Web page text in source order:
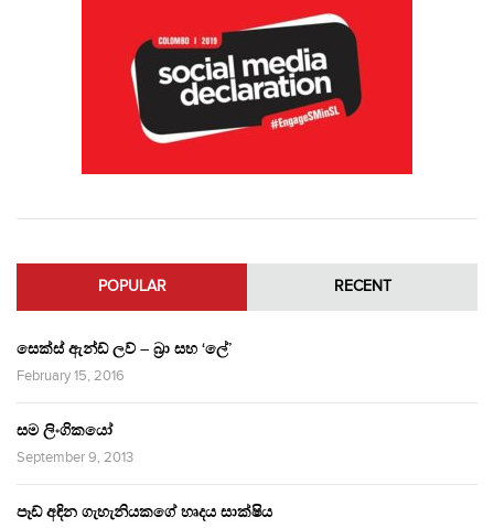
POPULAR RECENT
සෙක්ස් ඇන්ඩ් ලව් – බ්‍රා සහ ‘ලේ’
February 15, 2016
සම ලිංගිකයෝ
September 9, 2013
පෑඩ් අඳින ගැහැනියකගේ හෘදය සාක්ෂිය